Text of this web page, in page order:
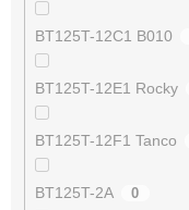
BT125T-12C1 B010
BT125T-12E1 Rocky
BT125T-12F1 Tanco
BT125T-2A 0